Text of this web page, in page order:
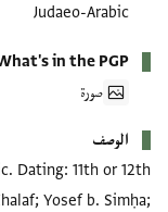
Judaeo-Arabic
What's in the PGP
صورة
الوصف
Dating: 11th or 12th
Yosef b. Simḥa;